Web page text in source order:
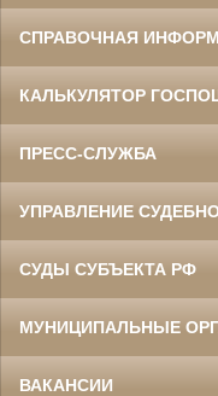
СПРАВОЧНАЯ
КАЛЬКУЛЯТОР
ПРЕСС-СЛУЖБА
УПРАВЛЕНИЕ
СУДЫ СУБЪЕКТА РФ
МУНИЦИПАЛЬНЫЕ
ВАКАНСИИ